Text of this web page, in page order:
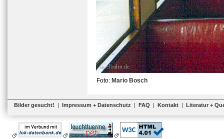
Foto: Mario Bosch
Bilder gesucht! | Impressum + Datenschutz | FAQ | Kontakt | Literatur +